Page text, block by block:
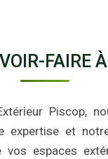
FAIRE
Piscop,
expertise et
vos espaces